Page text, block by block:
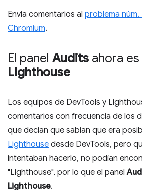
Envía comentarios al problema núm.
Chromium.
El panel Audits ahora
Lighthouse
Los equipos de DevTools y
comentarios con frecuencia de los
que decían que sabían que era
Lighthouse desde DevTools, pero
intentaban hacerlo, no podían
"Lighthouse", por lo que el panel
Lighthouse.